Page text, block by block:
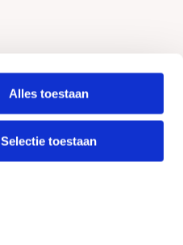
Alles toestaan
Selectie toestaan